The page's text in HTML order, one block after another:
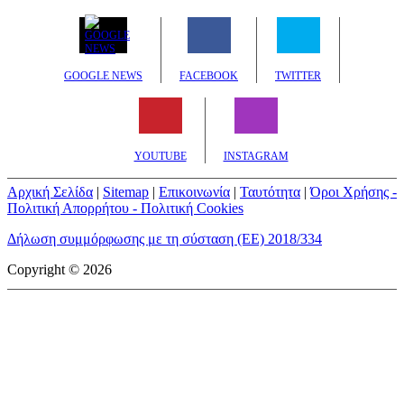
GOOGLE NEWS FACEBOOK TWITTER
YOUTUBE INSTAGRAM
Αρχική Σελίδα | Sitemap | Επικοινωνία | Ταυτότητα |Όροι Χρήσης -
Πολιτική Απορρήτου - Πολιτική Cookies
Δήλωση συμμόρφωσης με τη σύσταση (ΕΕ) 2018/334
Copyright © 2026